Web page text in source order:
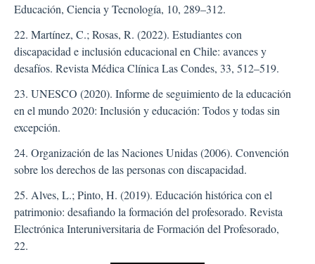
Educación, Ciencia y Tecnología, 10, 289–312.
22. Martínez, C.; Rosas, R. (2022). Estudiantes con
discapacidad e inclusión educacional en Chile: avances y
desafíos. Revista Médica Clínica Las Condes, 33, 512–519.
23. UNESCO (2020). Informe de seguimiento de la educación
en el mundo 2020: Inclusión y educación: Todos y todas sin
excepción.
24. Organización de las Naciones Unidas (2006). Convención
sobre los derechos de las personas con discapacidad.
25. Alves, L.; Pinto, H. (2019). Educación histórica con el
patrimonio: desafiando la formación del profesorado. Revista
Electrónica Interuniversitaria de Formación del Profesorado,
22.